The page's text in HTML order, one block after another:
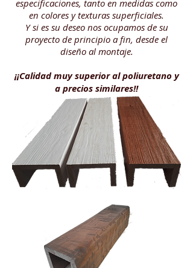
especificaciones, tanto en medidas como
en colores y texturas superficiales.
Y si es su deseo nos ocupamos de su
proyecto de principio a fin, desde el
diseño al montaje.
¡¡Calidad muy superior al poliuretano y
a precios similares!!